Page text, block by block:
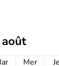
Mer